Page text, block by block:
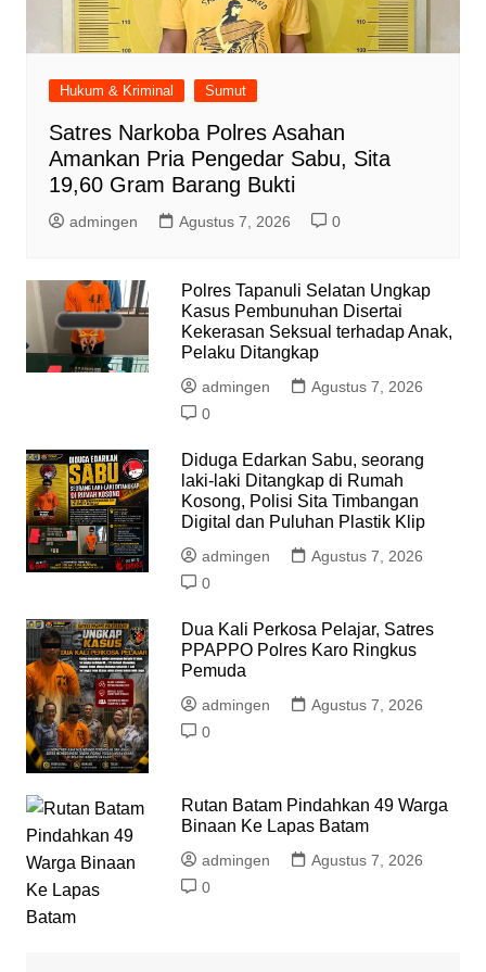
Hukum & Kriminal Sumut
Satres Narkoba Polres Asahan
Amankan Pria Pengedar Sabu, Sita
19,60 Gram Barang Bukti
admingen Agustus 7, 2026 0
Polres Tapanuli Selatan Ungkap
Kasus Pembunuhan Disertai
Kekerasan Seksual terhadap Anak,
Pelaku Ditangkap
admingen
Agustus 7, 2026
0
Diduga Edarkan Sabu, seorang
laki-laki Ditangkap di Rumah
Kosong, Polisi Sita Timbangan
Digital dan Puluhan Plastik Klip
admingen
Agustus 7, 2026
0
Dua Kali Perkosa Pelajar, Satres
PPAPPO Polres Karo Ringkus
Pemuda
admingen
Agustus 7, 2026
0
Rutan Batam Pindahkan 49 Warga
Binaan Ke Lapas Batam
admingen
Agustus 7, 2026
0